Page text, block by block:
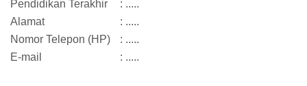
Pendidikan Terakhir
: .....
Alamat
: .....
Nomor Telepon (HP)
: .....
E-mail
: .....